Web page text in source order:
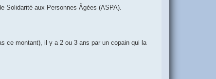
Solidarité aux Personnes Âgées (ASPA).
ce montant), il y a 2 ou 3 ans par un copain qui la